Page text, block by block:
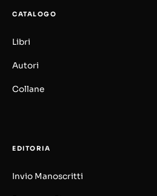
CATALOGO
Libri
Autori
Collane
EDITORIA
Invio Manoscritti